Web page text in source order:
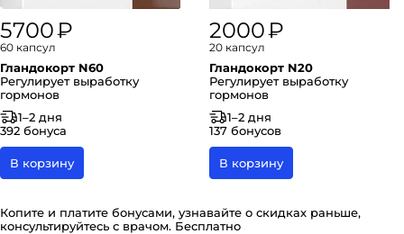
5700 ₽
60 капсул
Гландокорт N60
Регулирует выработку
гормонов
1–2 дня
392 бонуса
В корзину
2000 ₽
20 капсул
Гландокорт N20
Регулирует выработку
гормонов
1–2 дня
137 бонусов
В корзину
Копите и платите бонусами, узнавайте о скидках раньше,
консультируйтесь с врачом. Бесплатно